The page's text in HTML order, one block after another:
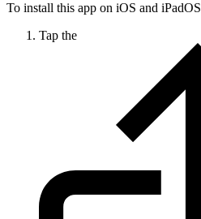
To install this app on iOS and iPadOS
Tap the